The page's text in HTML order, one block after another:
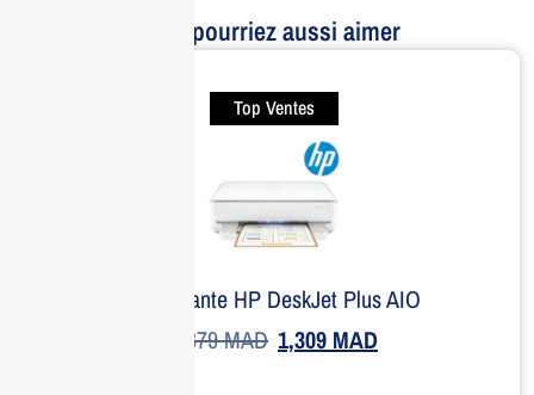
Vous pourriez aussi aimer
Top Ventes
Imprimante HP DeskJet Plus AIO
1,679MAD 1,309 MAD